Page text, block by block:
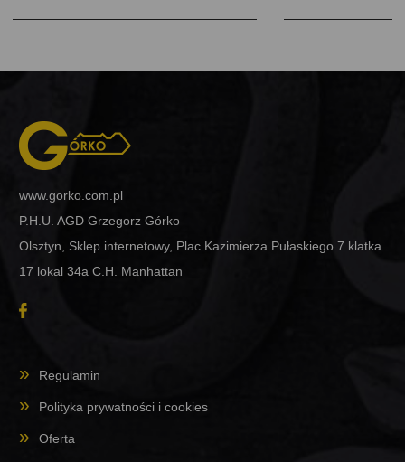
www.gorko.com.pl
P.H.U. AGD Grzegorz Górko
Olsztyn, Sklep internetowy, Plac Kazimierza Pułaskiego 7 klatka
17 lokal 34a C.H. Manhattan
Regulamin
Polityka prywatności i cookies
Oferta